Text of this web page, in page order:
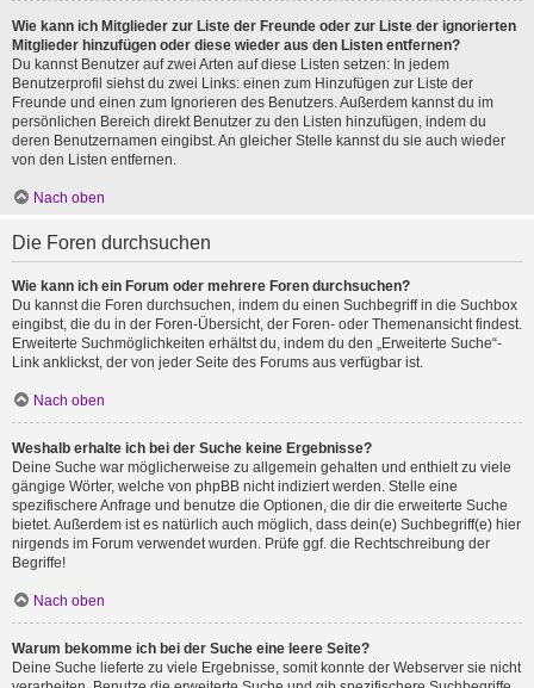
Wie kann ich Mitglieder zur Liste der Freunde oder zur Liste der ignorierten
Mitglieder hinzufügen oder diese wieder aus den Listen entfernen?
Du kannst Benutzer auf zwei Arten auf diese Listen setzen: In jedem
Benutzerprofil siehst du zwei Links: einen zum Hinzufügen zur Liste der
Freunde und einen zum Ignorieren des Benutzers. Außerdem kannst du im
persönlichen Bereich direkt Benutzer zu den Listen hinzufügen, indem du
deren Benutzernamen eingibst. An gleicher Stelle kannst du sie auch wieder
von den Listen entfernen.
Nach oben
Die Foren durchsuchen
Wie kann ich ein Forum oder mehrere Foren durchsuchen?
Du kannst die Foren durchsuchen, indem du einen Suchbegriff in die Suchbox
eingibst, die du in der Foren-Übersicht, der Foren- oder Themenansicht findest.
Erweiterte Suchmöglichkeiten erhältst du, indem du den „Erweiterte Suche“-
Link anklickst, der von jeder Seite des Forums aus verfügbar ist.
Nach oben
Weshalb erhalte ich bei der Suche keine Ergebnisse?
Deine Suche war möglicherweise zu allgemein gehalten und enthielt zu viele
gängige Wörter, welche von phpBB nicht indiziert werden. Stelle eine
spezifischere Anfrage und benutze die Optionen, die dir die erweiterte Suche
bietet. Außerdem ist es natürlich auch möglich, dass dein(e) Suchbegriff(e) hier
nirgends im Forum verwendet wurden. Prüfe ggf. die Rechtschreibung der
Begriffe!
Nach oben
Warum bekomme ich bei der Suche eine leere Seite?
Deine Suche lieferte zu viele Ergebnisse, somit konnte der Webserver sie nicht